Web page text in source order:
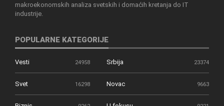
makroekonomskih analiza svetskih i domaćih kretanja do IT
industrije.
POPULARNE KATEGORIJE
Vesti 24958 Srbija 23374
Svet 16298 Novac 9663